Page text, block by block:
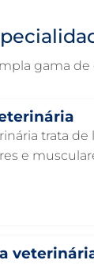
gama de
trata de
e